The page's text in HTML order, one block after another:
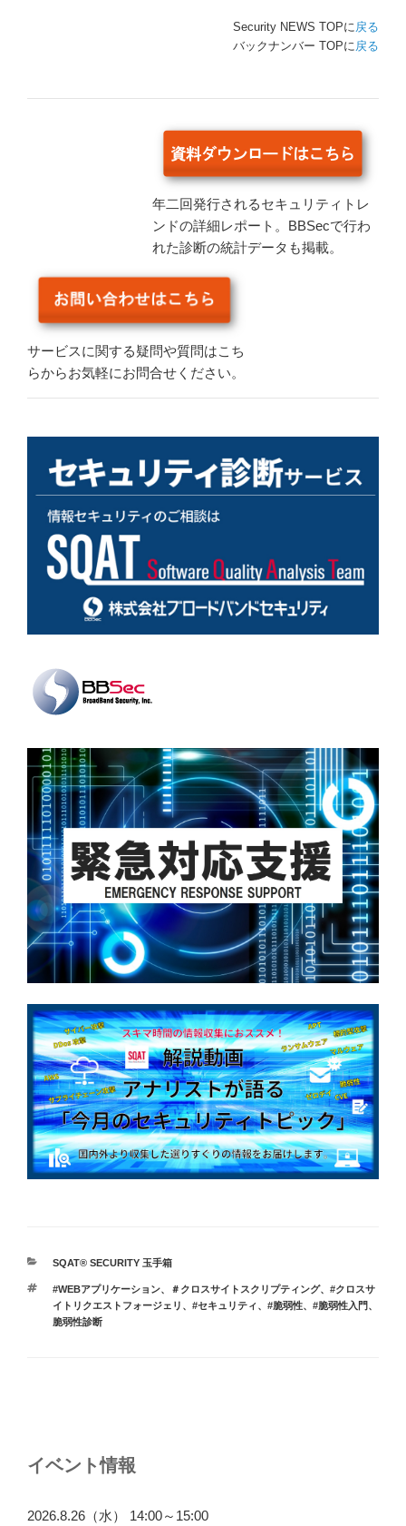
Security NEWS TOPに 戻る
バックナンバー TOPに 戻る
年二回発行されるセキュリティトレ
ンドの詳細レポート。BBSecで行わ
れた診断の統計データも掲載。
サービスに関する疑問や質問はこち
らからお気軽にお問合せください。
カ
ゴ
リ
ー
SQAT® SECURITY 玉手箱
タ
グ
#WEBアプリケーション、 ＃クロスサイトスクリプティング、 #クロスサ
イトリクエストフォージェリ 、 #セキュリティ、 #脆弱性、 #脆弱性入門、
脆弱性診断
ナ
ゲ
イベント情報
2026.8.26（水） 14:00～15:00